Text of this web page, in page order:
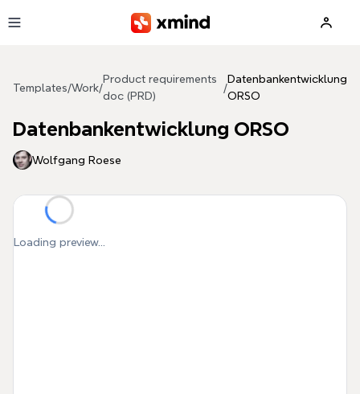
Templates/Work/
Product requirements
doc (PRD)
/
Datenbankentwicklung
ORSO
Datenbankentwicklung ORSO
Wolfgang Roese
Loading preview...